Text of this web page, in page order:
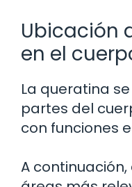
Ubicación
en el
La queratina
partes del
con funciones
A